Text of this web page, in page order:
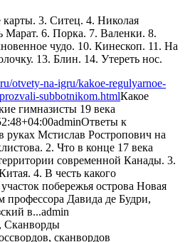
3. Ситец. 4. Николая
6. Порка. 7. Валенки. 8.
чудо. 10. Кинескоп. 11. На
13. Блин. 14. Утереть нос.
otvety-na-igru/kakoe-regulyarnoe-
subbotnikom.htmlКакое
гимназисты 19 века
adminОтветы к
руках Мстислав Ростропович на
2. Что в конце 17 века
современной Канады. 3.
4. В честь какого
побережья острова Новая
профессора Давида де Будри,
в...admin
Сканворды